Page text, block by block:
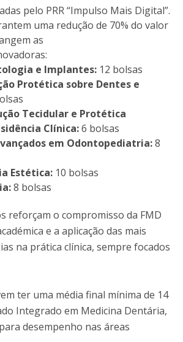
pelo PRR “Impulso Mais Digital”.
uma redução de 70% do valor
as
e Implantes: 12 bolsas
Protética sobre Dentes e
Tecidular e Protética
Clínica:6 bolsas
em Odontopediatria:8
Estética: 10 bolsas
8 bolsas
reforçam o compromisso da FMD
e a aplicação das mais
na prática clínica, sempre focados
ter uma média final mínima de 14
Integrado em Medicina Dentária,
desempenho nas áreas